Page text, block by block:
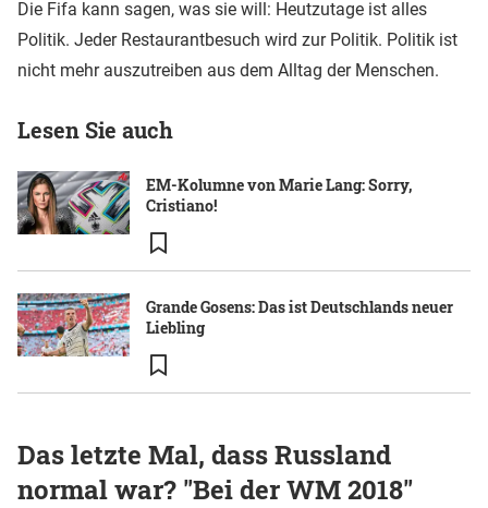
Die Fifa kann sagen, was sie will: Heutzutage ist alles
Politik. Jeder Restaurantbesuch wird zur Politik. Politik ist
nicht mehr auszutreiben aus dem Alltag der Menschen.
Lesen Sie auch
EM-Kolumne von Marie Lang: Sorry,
Cristiano!
Grande Gosens: Das ist Deutschlands neuer
Liebling
Das letzte Mal, dass Russland
normal war? "Bei der WM 2018"